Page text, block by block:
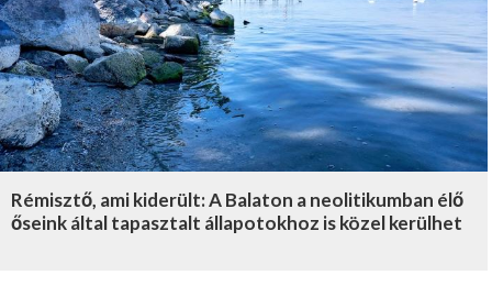
Rémisztő, ami kiderült: A Balaton a neolitikumban élő
őseink által tapasztalt állapotokhoz is közel kerülhet